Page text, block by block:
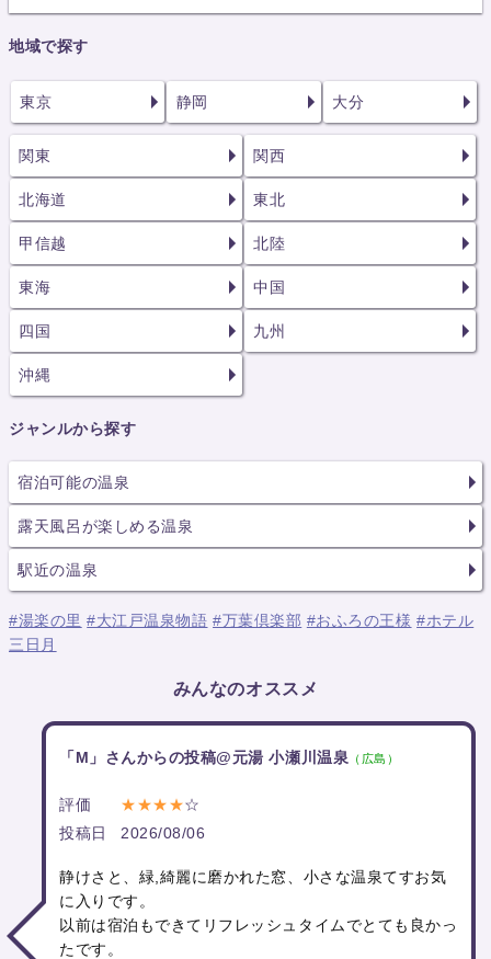
地域で探す
東京 静岡 大分
関東 関西
北海道 東北
甲信越 北陸
東海 中国
四国 九州
沖縄
ジャンルから探す
宿泊可能の温泉
露天風呂が楽しめる温泉
駅近の温泉
#湯楽の里 #大江戸温泉物語 #万葉倶楽部 #おふろの王様 #ホテル
三日月
みんなのオススメ
「M」さんからの投稿@元湯 小瀬川温泉 （広島）
評価 ★★★★☆
投稿日
2026/08/06
静けさと、緑,綺麗に磨かれた窓、小さな温泉てすお気
に入りです。
以前は宿泊もできてリフレッシュタイムでとても良かっ
たです。